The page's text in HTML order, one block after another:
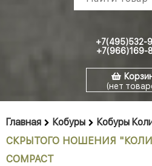
+7(495)532-
+7(966)169-
(нет
Главная Кобуры Кобуры
СКРЫТОГО НОШЕНИЯ
COMPACT